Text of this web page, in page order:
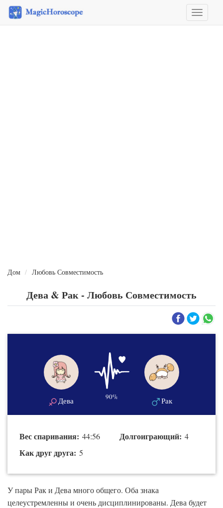
&
Дом Любовь Совместимость
Дева & Рак - Любовь Совместимость
Дева 90% Рак
Вес спаривания: 44:56
Как друг друга: 5
Долгоиграющий: 4
У пары Рак и Дева много общего. Оба знака
целеустремленны и очень дисциплинированы. Дева будет